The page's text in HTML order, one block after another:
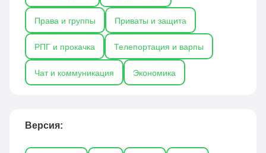
Права и группы Приваты и защита
РПГ и прокачка Телепортация и варпы
Чат и коммуникация Экономика
Версия: